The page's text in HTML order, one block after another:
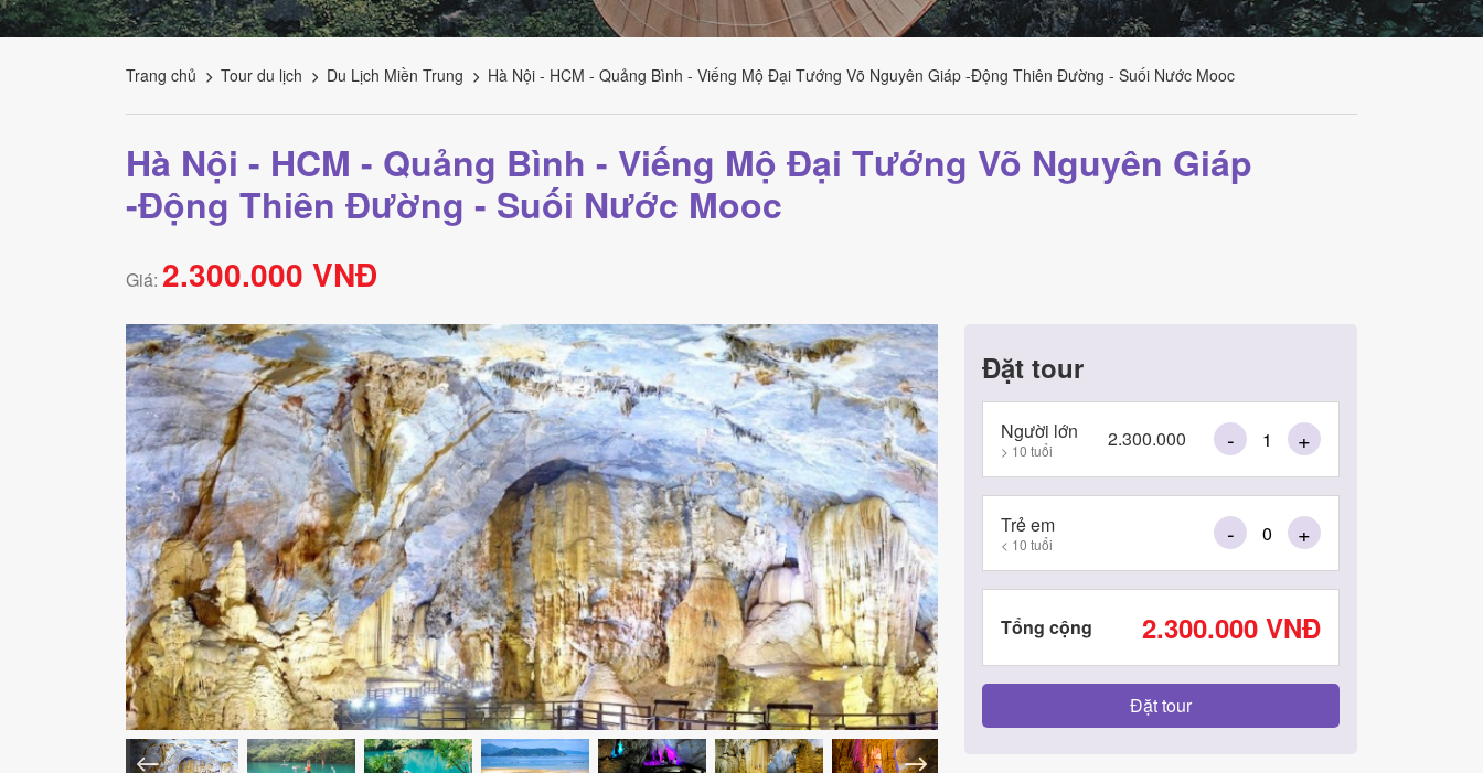
Trang chủ Tour du lịch Du Lịch Miền Trung Hà Nội - HCM - Quảng Bình - Viếng Mộ Đại Tướng Võ Nguyên Giáp -Động Thiên Đường - Suối Nước Mooc
Hà Nội - HCM - Quảng Bình - Viếng Mộ Đại Tướng Võ Nguyên Giáp
-Động Thiên Đường - Suối Nước Mooc
Giá: 2.300.000 VNĐ
Đặt tour
Người lớn
> 10 tuổi 2.300.000 - +
Trẻ em
< 10 tuổi - +
Tổng cộng 2.300.000 VNĐ